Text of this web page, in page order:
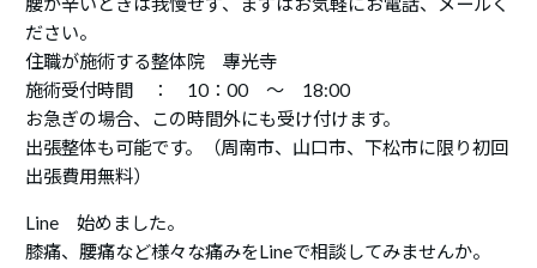
ださい。
住職が施術する整体院 專光寺
施術受付時間 ： 10：00 ～ 18:00
お急ぎの場合、この時間外にも受け付けます。
出張整体も可能です。（周南市、山口市、下松市に限り初回
出張費用無料）
Line 始めました。
膝痛、腰痛など様々な痛みをLineで相談してみませんか。